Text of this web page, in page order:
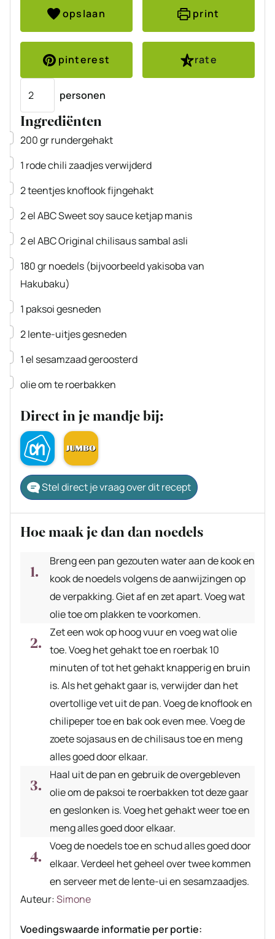
opslaan print
pinterest
rate
personen
Ingrediënten
▢
200grrundergehakt
▢
1 rode chilizaadjes verwijderd
▢
2teentjesknoflookfijngehakt
▢
2elABC Sweet soy sauceketjap manis
▢
2elABC Original chilisaussambal asli
▢
180grnoedels (bijvoorbeeld yakisoba van
Hakubaku)
▢
1 paksoigesneden
▢
2lente-uitjesgesneden
▢
1el sesamzaadgeroosterd
▢
olie om te roerbakken
Direct in je mandje bij:
Stel direct je vraag over dit recept
Hoe maak je dan dan noedels
Breng een pan gezouten water aan de kook en
kook de noedels volgens de aanwijzingen op
de verpakking. Giet af en zet apart. Voeg wat
olie toe om plakken te voorkomen.
Zet een wok op hoog vuur en voeg wat olie
toe. Voeg het gehakt toe en roerbak 10
minuten of tot het gehakt knapperig en bruin
is. Als het gehakt gaar is, verwijder dan het
overtollige vet uit de pan. Voeg de knoflook en
chilipeper toe en bak ook even mee. Voeg de
zoete sojasaus en de chilisaus toe en meng
alles goed door elkaar.
Haal uit de pan en gebruik de overgebleven
olie om de paksoi te roerbakken tot deze gaar
en geslonken is. Voeg het gehakt weer toe en
meng alles goed door elkaar.
Voeg de noedels toe en schud alles goed door
elkaar. Verdeel het geheel over twee kommen
en serveer met de lente-ui en sesamzaadjes.
Auteur
Auteur:Simone
Voedingswaarde informatie per portie: